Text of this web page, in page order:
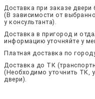
Доставка при заказе двери
(В зависимости от
у консультанта).
Доставка в пригород и
информацию уточняйте у
Платная доставка по
Доставка до ТК
(Необходимо уточнить ТК,
двери).